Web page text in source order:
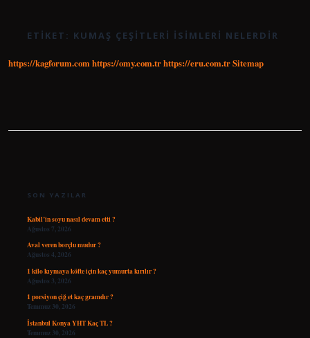
ETIKET: KUMAŞ ÇEŞITLERI ISIMLERI NELERDIR
https://kagforum.com https://omy.com.trhttps://eru.com.trSitemap
SON YAZILAR
Kabil’in soyu nasıl devam etti ?
Ağustos 7, 2026
Aval veren borçlu mudur ?
Ağustos 4, 2026
1 kilo kıymaya köfte için kaç yumurta kırılır ?
Ağustos 3, 2026
1 porsiyon çiğ et kaç gramdır ?
Temmuz 30, 2026
İstanbul Konya YHT Kaç TL ?
Temmuz 30, 2026